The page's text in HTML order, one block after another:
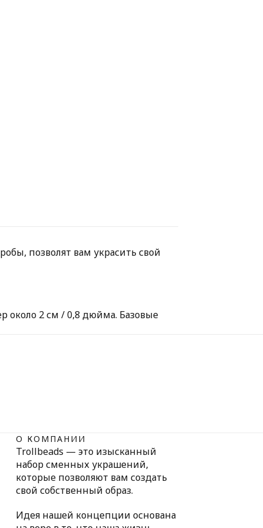
позволят вам украсить свой
около 2 см / 0,8 дюйма. Базовые
О КОМПАНИИ
Trollbeads — это изысканный
набор сменных украшений,
которые позволяют вам создать
свой собственный образ.
Идея нашей концепции основана